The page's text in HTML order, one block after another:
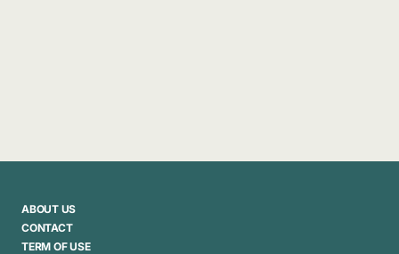
ABOUT US
CONTACT
TERM OF USE